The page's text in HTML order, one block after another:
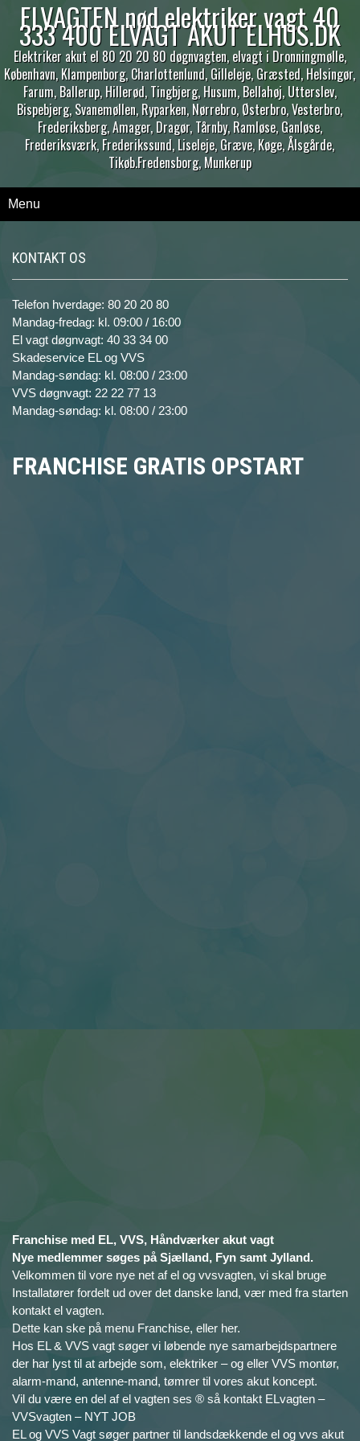
ELVAGTEN nød elektriker vagt 40
333 400 ELVAGT AKUT ELHUS.DK
Elektriker akut el 80 20 20 80 døgnvagten, elvagt i Dronningmølle,
København, Klampenborg, Charlottenlund, Gilleleje, Græsted, Helsingør,
Farum, Ballerup, Hillerød, Tingbjerg, Husum, Bellahøj, Utterslev,
Bispebjerg, Svanemøllen, Ryparken, Nørrebro, Østerbro, Vesterbro,
Frederiksberg, Amager, Dragør, Tårnby, Ramløse, Ganløse,
Frederiksværk, Frederikssund, Liseleje, Græve, Køge, Ålsgårde,
Tikøb.Fredensborg, Munkerup
Menu
KONTAKT OS
Telefon hverdage: 80 20 20 80
Mandag-fredag: kl. 09:00 / 16:00
El vagt døgnvagt: 40 33 34 00
Skadeservice EL og VVS
Mandag-søndag: kl. 08:00 / 23:00
VVS døgnvagt: 22 22 77 13
Mandag-søndag: kl. 08:00 / 23:00
FRANCHISE GRATIS OPSTART
Franchise med EL, VVS, Håndværker akut vagt
Nye medlemmer søges på Sjælland, Fyn samt Jylland.
Velkommen til vore nye net af el og vvsvagten, vi skal bruge
Installatører fordelt ud over det danske land, vær med fra starten
kontakt el vagten.
Dette kan ske på menu Franchise, eller her.
Hos EL & VVS vagt søger vi løbende nye samarbejdspartnere
der har lyst til at arbejde som, elektriker – og eller VVS montør,
alarm-mand, antenne-mand, tømrer til vores akut koncept.
Vil du være en del af el vagten ses ® så kontakt ELvagten –
VVSvagten – NYT JOB
EL og VVS Vagt søger partner til landsdækkende el og vvs akut